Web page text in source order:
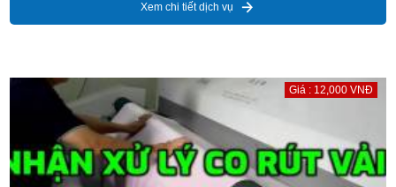
Xem chi tiết dịch vụ
Giá : 12,000 VNĐ